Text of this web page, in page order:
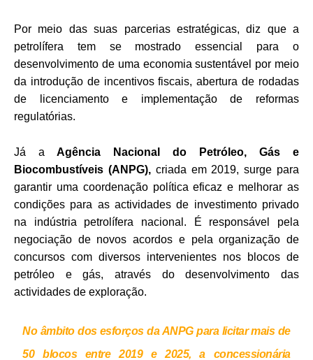
Por meio das suas parcerias estratégicas, diz que a
petrolífera tem se mostrado essencial para o
desenvolvimento de uma economia sustentável por meio
da introdução de incentivos fiscais, abertura de rodadas
de licenciamento e implementação de reformas
regulatórias.
Já a Agência Nacional do Petróleo, Gás e
Biocombustíveis (ANPG),criada em 2019, surge para
garantir uma coordenação política eficaz e melhorar as
condições para as actividades de investimento privado
na indústria petrolífera nacional. É responsável pela
negociação de novos acordos e pela organização de
concursos com diversos intervenientes nos blocos de
petróleo e gás, através do desenvolvimento das
actividades de exploração.
No âmbito dos esforços daANPGpara licitar mais de
50 blocos entre 2019 e 2025, a concessionária